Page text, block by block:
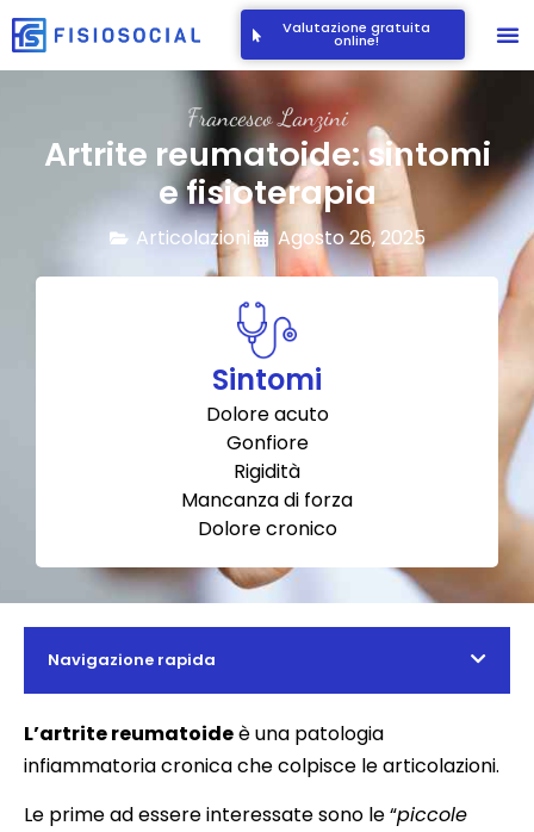
Valutazione gratuita
online!
Francesco Lanzini
Artrite reumatoide: sintomi
e fisioterapia
Articolazioni Agosto 26, 2025
Sintomi
Dolore acuto
Gonfiore
Rigidità
Mancanza di forza
Dolore cronico
L’artrite reumatoideè una patologia
infiammatoria cronica che colpisce le articolazioni.
Le prime ad essere interessate sono le “piccole
Navigazione rapida